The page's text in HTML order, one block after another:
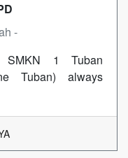
-
SMKN 1 Tuban
Tuban) always